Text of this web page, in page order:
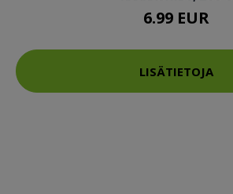
6.99 EUR
LISÄTIETOJA